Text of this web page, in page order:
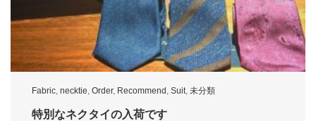
Fabric necktie Order, Recommend Suit 未分類
特別なネクタイの入荷です